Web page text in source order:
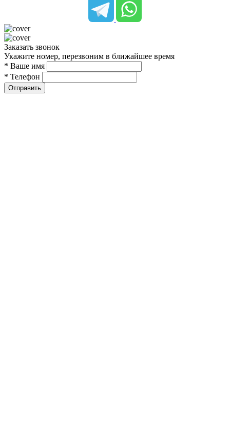
Заказать звонок
Укажите номер, перезвоним в ближайшее время
* Ваше имя
* Телефон
Отправить